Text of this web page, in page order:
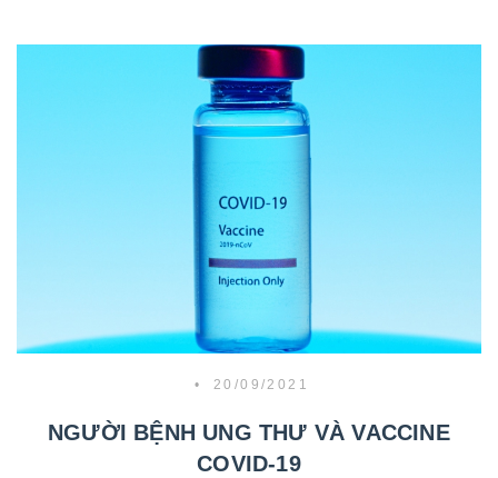
• 20/09/2021
NGƯỜI BỆNH UNG THƯ VÀ VACCINE
COVID-19